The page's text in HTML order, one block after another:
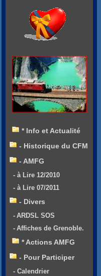
* Info et Actualité
- Historique du CFM
- AMFG
- à Lire 12/2010
- à Lire 07/2011
- Divers
- ARDSL SOS
- Affiches de Grenoble.
* Actions AMFG
- Pour Participer
- Calendrier